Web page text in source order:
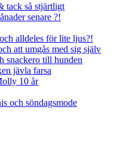
tack så stjärtligt
senare ?!
alldeles för lite ljus?!
att umgås med sig själv
snackero till hunden
jävla farsa
10 år
och söndagsmode